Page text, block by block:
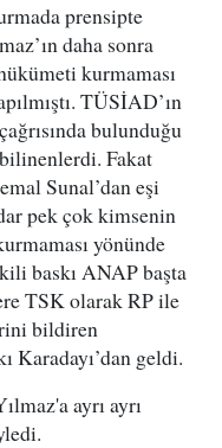
prensipte
daha sonra
kurmaması
TÜSİAD’ın
bulunduğu
Fakat
Sunal’dan eşi
pek çok kimsenin
yönünde
baskı ANAP başta
TSK olarak RP ile
bildiren
Karadayı’dan geldi.
ayrı ayrı